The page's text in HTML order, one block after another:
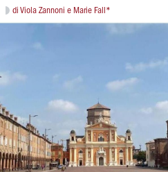
di Viola Zannoni e Marie Fall*